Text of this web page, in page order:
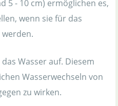
5 - 10 cm) ermöglichen es,
wenn sie für das
Wasser auf. Diesem
Wasserwechseln von
zu wirken.